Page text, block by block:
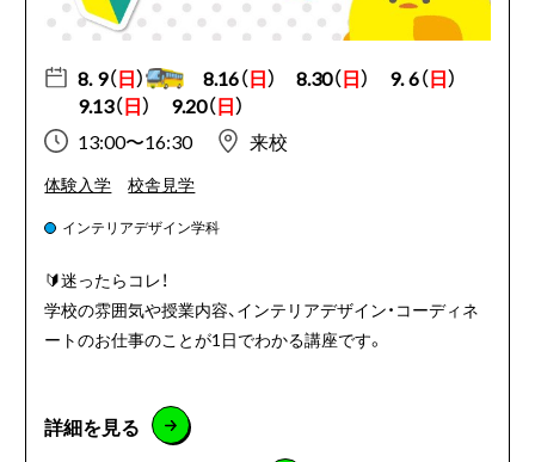
8. 9（日） 8.16（日） 8.30（日） 9. 6（日）
9.13（日） 9.20（日）
13:00〜16:30
来校
体験入学 校舎見学
インテリアデザイン学科
🔰迷ったらコレ！
学校の雰囲気や授業内容、インテリアデザイン・コーディネ
ートのお仕事のことが1日でわかる講座です。
詳細を見る